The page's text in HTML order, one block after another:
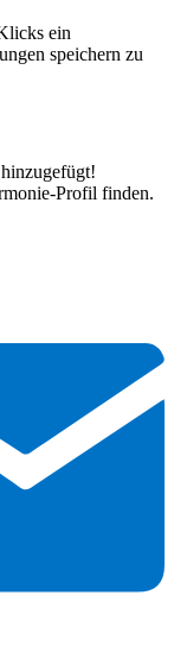
ein
speichern zu
Profil finden.